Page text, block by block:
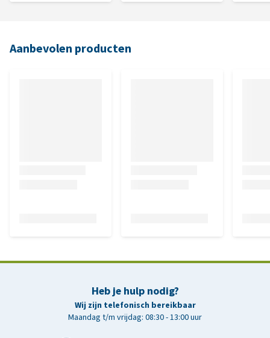
Aanbevolen producten
Heb je hulp nodig?
Wij zijn telefonisch bereikbaar
Maandag t/m vrijdag: 08:30 - 13:00 uur